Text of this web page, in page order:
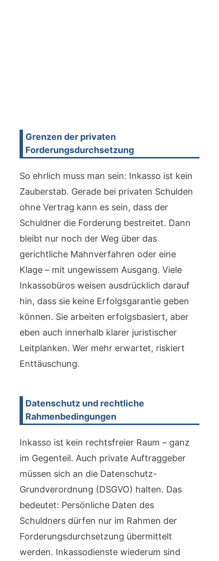
Grenzen der privaten
Forderungsdurchsetzung
So ehrlich muss man sein: Inkasso ist kein
Zauberstab. Gerade bei privaten Schulden
ohne Vertrag kann es sein, dass der
Schuldner die Forderung bestreitet. Dann
bleibt nur noch der Weg über das
gerichtliche Mahnverfahren oder eine
Klage – mit ungewissem Ausgang. Viele
Inkassobüros weisen ausdrücklich darauf
hin, dass sie keine Erfolgsgarantie geben
können. Sie arbeiten erfolgsbasiert, aber
eben auch innerhalb klarer juristischer
Leitplanken. Wer mehr erwartet, riskiert
Enttäuschung.
Datenschutz und rechtliche
Rahmenbedingungen
Inkasso ist kein rechtsfreier Raum – ganz
im Gegenteil. Auch private Auftraggeber
müssen sich an die Datenschutz-
Grundverordnung (DSGVO) halten. Das
bedeutet: Persönliche Daten des
Schuldners dürfen nur im Rahmen der
Forderungsdurchsetzung übermittelt
werden. Inkassodienste wiederum sind